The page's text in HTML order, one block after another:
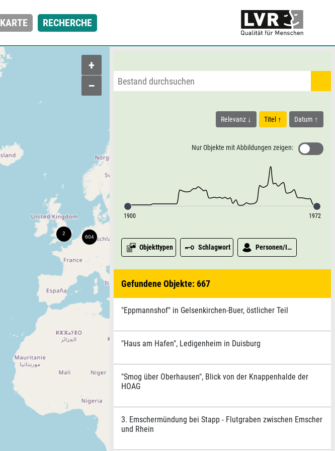
KARTE RECHERCHE
+
–
Objekttypen Schlagwort Personen/Institutionen
Gefundene Objekte: 667
1900 1972
Relevanz Titel Datum
Nur Objekte mit Abbildungen zeigen:
"Eppmannshof" in Gelsenkirchen-Buer, östlicher Teil
"Haus am Hafen", Ledigenheim in Duisburg
"Smog über Oberhausen", Blick von der Knappenhalde der
HOAG
3. Emschermündung bei Stapp - Flutgraben zwischen Emscher
und Rhein